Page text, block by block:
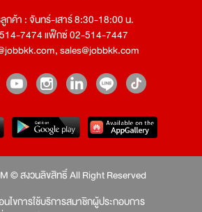
กค้า : จันทร์-เสาร์ 8:30-18:00 น.
7474 แฟ็กซ์ 02-514-7447
,sales@jobbkk.com
© สงวนลิขสิทธิ์ All Right Reserved
นไขการใช้บริการสมาชิกผู้ประกอบการ